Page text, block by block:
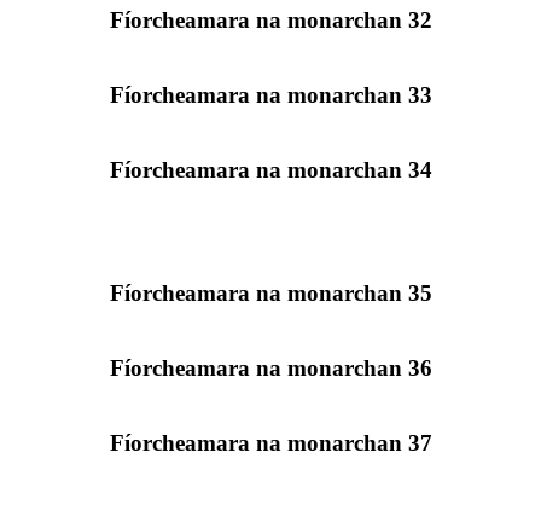
Fíorcheamara na monarchan 32
Fíorcheamara na monarchan 33
Fíorcheamara na monarchan 34
Fíorcheamara na monarchan 35
Fíorcheamara na monarchan 36
Fíorcheamara na monarchan 37